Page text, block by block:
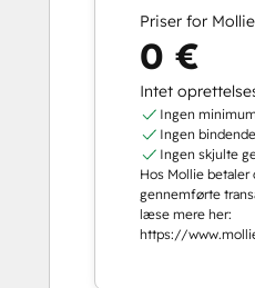
Priser for Mollie
0 €
Intet
Ingen
Ingen
Ingen skjulte
Hos Mollie betaler
gennemførte
læse mere her:
https://